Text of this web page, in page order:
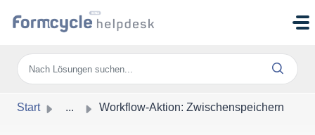
Start ... Workflow-Aktion: Zwischenspeichern